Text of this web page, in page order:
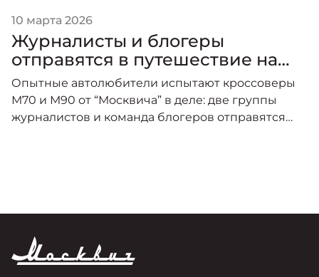
10 марта 2026
Журналисты и блогеры
отправятся в путешествие на
новых "Москвичах"
Опытные автолюбители испытают кроссоверы
М70 и М90 от “Москвича” в деле: две группы
журналистов и команда блогеров отправятся